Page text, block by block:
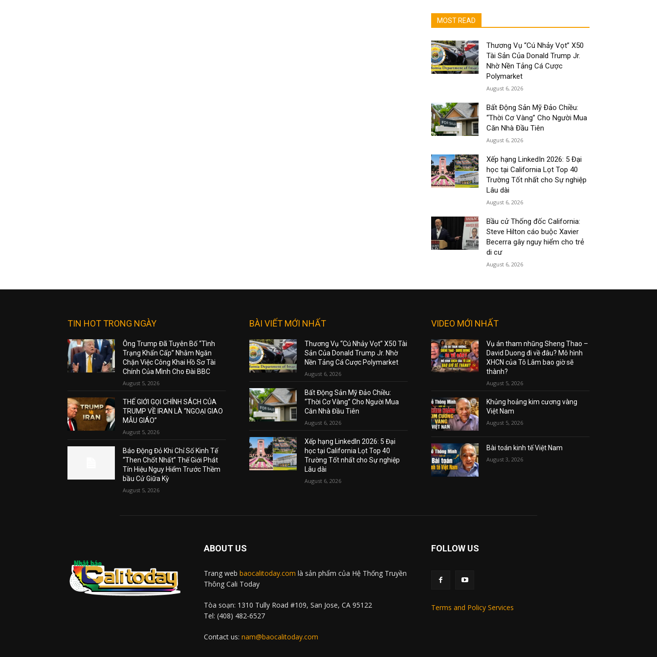
MOST READ
Thương Vụ “Cú Nhảy Vọt” X50
Tài Sản Của Donald Trump Jr.
Nhờ Nền Tảng Cá Cược
Polymarket
August 6, 2026
Bất Động Sản Mỹ Đảo Chiều:
“Thời Cơ Vàng” Cho Người Mua
Căn Nhà Đầu Tiên
August 6, 2026
Xếp hạng LinkedIn 2026: 5 Đại
học tại California Lọt Top 40
Trường Tốt nhất cho Sự nghiệp
Lâu dài
August 6, 2026
Bầu cử Thống đốc California:
Steve Hilton cáo buộc Xavier
Becerra gây nguy hiểm cho trẻ
di cư
August 6, 2026
TIN HOT TRONG NGÀY
Ông Trump Đã Tuyên Bố “Tình
Trạng Khẩn Cấp” Nhằm Ngăn
Chặn Việc Công Khai Hồ Sơ Tài
Chính Của Mình Cho Đài BBC
August 5, 2026
THẾ GIỚI GỌI CHÍNH SÁCH CỦA
TRUMP VỀ IRAN LÀ “NGOẠI GIAO
MẪU GIÁO”
August 5, 2026
Báo Động Đỏ Khi Chỉ Số Kinh Tế
“Then Chốt Nhất” Thế Giới Phát
Tín Hiệu Nguy Hiểm Trước Thềm
bầu Cử Giữa Kỳ
August 5, 2026
BÀI VIẾT MỚI NHẤT
Thương Vụ “Cú Nhảy Vọt” X50 Tài
Sản Của Donald Trump Jr. Nhờ
Nền Tảng Cá Cược Polymarket
August 6, 2026
Bất Động Sản Mỹ Đảo Chiều:
“Thời Cơ Vàng” Cho Người Mua
Căn Nhà Đầu Tiên
August 6, 2026
Xếp hạng LinkedIn 2026: 5 Đại
học tại California Lọt Top 40
Trường Tốt nhất cho Sự nghiệp
Lâu dài
August 6, 2026
VIDEO MỚI NHẤT
Vụ án tham nhũng Sheng Thao –
David Duong đi về đâu? Mô hình
XHCN của Tô Lâm bao giờ sẽ
thành?
August 5, 2026
Khủng hoảng kim cương vàng
Việt Nam
August 5, 2026
Bài toán kinh tế Việt Nam
August 3, 2026
ABOUT US
Trang web baocalitoday.com là sản phẩm của Hệ Thống Truyền
Thông Cali Today
Tòa soạn: 1310 Tully Road #109, San Jose, CA 95122
Tel: (408) 482-6527
Contact us: nam@baocalitoday.com
FOLLOW US
Terms and Policy Services